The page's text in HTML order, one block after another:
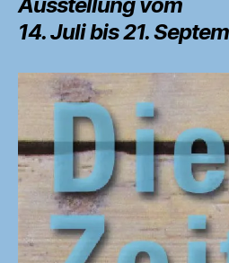
14. Juli bis 21.